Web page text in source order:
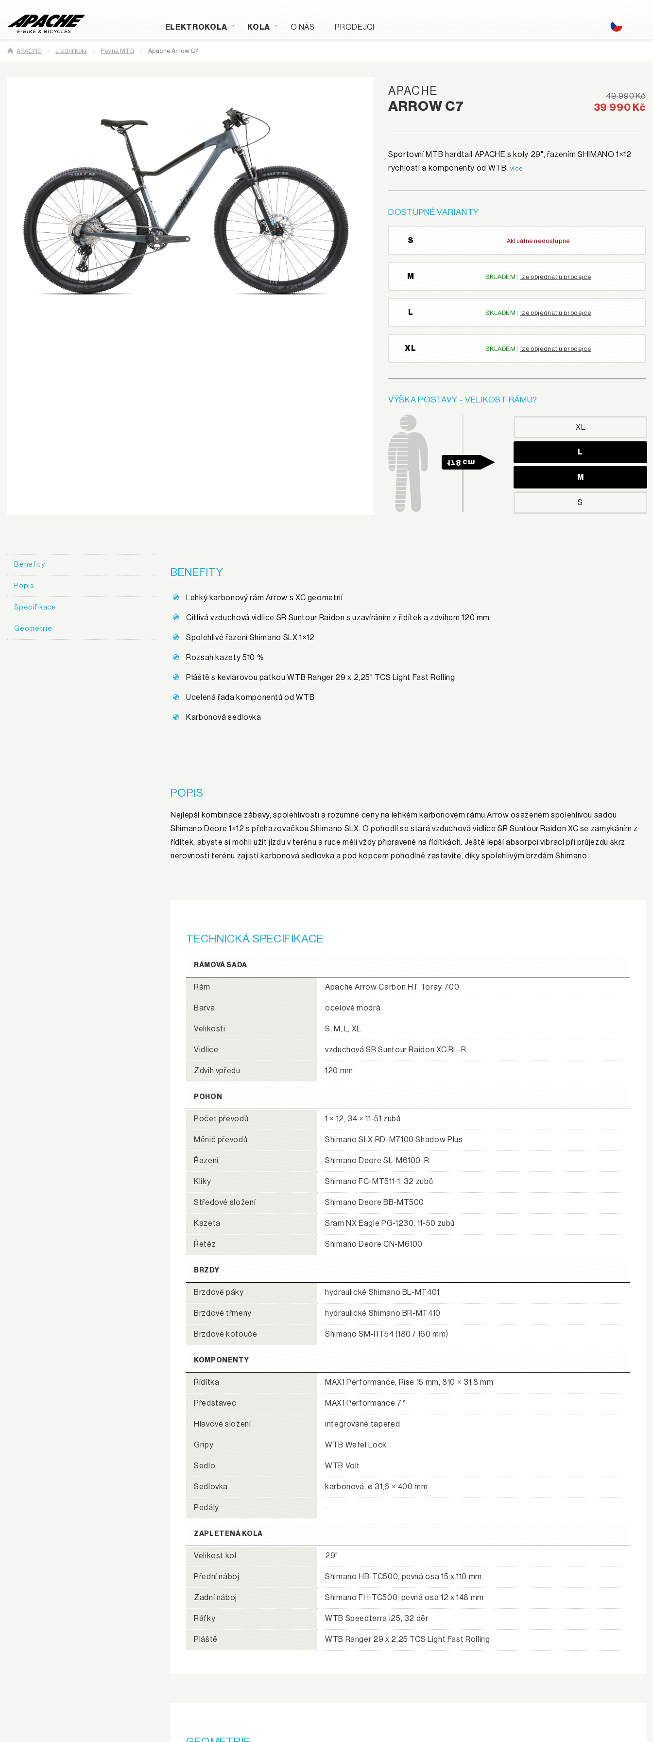
ELEKTROKOLA KOLA O NÁS PRODEJCI
APACHE Jízdní kola Pevná MTB Apache Arrow C7
APACHE
ARROW C7
49 990 Kč
39 990 Kč
Sportovní MTB hardtail APACHE s koly 29", řazením SHIMANO 1×12
rychlostí a komponenty od WTB
více
DOSTUPNÉ VARIANTY
S Aktuálně nedostupné
M SKLADEM lze objednat u prodejce
L SKLADEM lze objednat u prodejce
XL SKLADEM lze objednat u prodejce
VÝŠKA POSTAVY - VELIKOST RÁMU?
178 cm
XL
L
M
S
Benefity
Popis
Specifikace
Geometrie
BENEFITY
Lehký karbonový rám Arrow s XC geometrií
Citlivá vzduchová vidlice SR Suntour Raidon s uzavíráním z řidítek a zdvihem 120 mm
Spolehlivé řazení Shimano SLX 1×12
Rozsah kazety 510 %
Pláště s kevlarovou patkou WTB Ranger 29 x 2,25" TCS Light Fast Rolling
Ucelená řada komponentů od WTB
Karbonová sedlovka
POPIS
Nejlepší kombinace zábavy, spolehlivosti a rozumné ceny na lehkém karbonovém rámu Arrow osazeném spolehlivou sadou
Shimano Deore 1×12 s přehazovačkou Shimano SLX. O pohodlí se stará vzduchová vidlice SR Suntour Raidon XC se zamykáním z
řídítek, abyste si mohli užít jízdu v terénu a ruce měli vždy připravené na řídítkách. Ještě lepší absorpci vibrací při průjezdu skrz
nerovnosti terénu zajistí karbonová sedlovka a pod kopcem pohodlně zastavíte, díky spolehlivým brzdám Shimano.
TECHNICKÁ SPECIFIKACE
RÁMOVÁ SADA
Rám Apache Arrow Carbon HT Toray 700
Barva ocelově modrá
Velikosti S, M, L, XL
Vidlice vzduchová SR Suntour Raidon XC RL-R
Zdvih vpředu 120 mm
POHON
Počet převodů 1 × 12, 34 × 11-51 zubů
Měnič převodů Shimano SLX RD-M7100 Shadow Plus
Řazení Shimano Deore SL-M6100-R
Kliky Shimano FC-MT511-1, 32 zubů
Středové složení Shimano Deore BB-MT500
Kazeta Sram NX Eagle PG-1230, 11-50 zubů
Řetěz Shimano Deore CN-M6100
BRZDY
Brzdové páky hydraulické Shimano BL-MT401
Brzdové třmeny hydraulické Shimano BR-MT410
Brzdové kotouče Shimano SM-RT54 (180 / 160 mm)
KOMPONENTY
Řídítka MAX1 Performance, Rise 15 mm, 810 × 31,8 mm
Představec MAX1 Performance 7°
Hlavové složení integrované tapered
Gripy WTB Wafel Lock
Sedlo WTB Volt
Sedlovka karbonová, ø 31,6 × 400 mm
Pedály -
ZAPLETENÁ KOLA
Velikost kol 29"
Přední náboj Shimano HB-TC500, pevná osa 15 x 110 mm
Zadní náboj Shimano FH-TC500, pevná osa 12 x 148 mm
Ráfky WTB Speedterra i25, 32 děr
Pláště WTB Ranger 29 x 2,25 TCS Light Fast Rolling